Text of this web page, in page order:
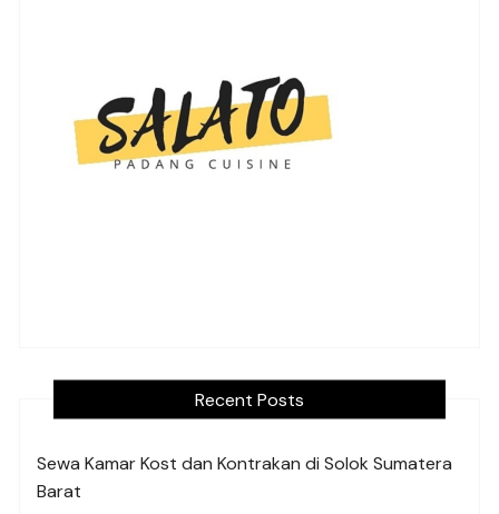
Recent Posts
Sewa Kamar Kost dan Kontrakan di Solok Sumatera
Barat